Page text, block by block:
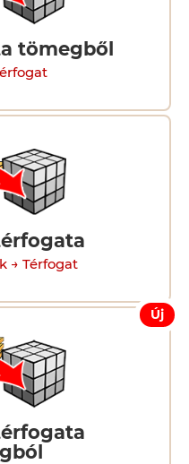
tömegből
→ Térfogat
Új